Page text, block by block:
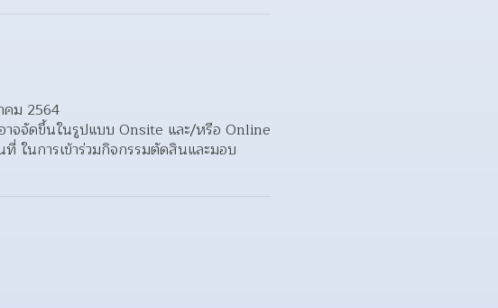
คม 2564
าจจัดขึ้นในรูปแบบ Onsite และ/หรือ Online
ในการเข้าร่วมกิจกรรมตัดสินและมอบ